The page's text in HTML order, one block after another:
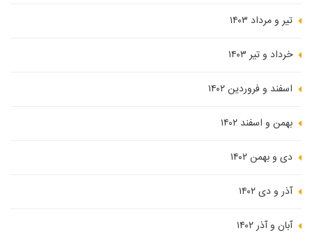
تیر و مرداد ۱۴۰۳
خرداد و تیر ۱۴۰۳
اسفند و فروردین ۱۴۰۲
بهمن و اسفند ۱۴۰۲
دی و بهمن ۱۴۰۲
آذر و دی ۱۴۰۲
آبان و آذر ۱۴۰۲